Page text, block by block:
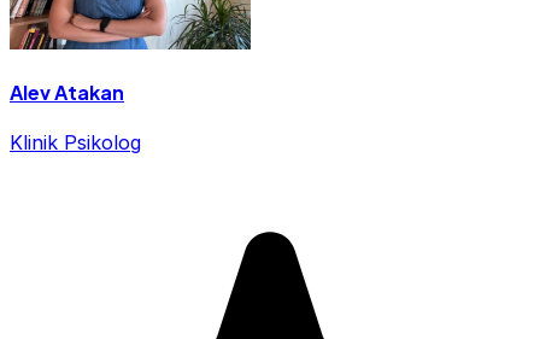
Alev Atakan
Klinik Psikolog